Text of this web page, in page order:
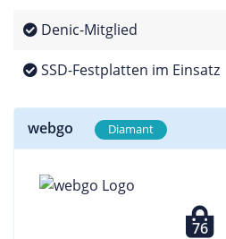
Denic-Mitglied
SSD-Festplatten im Einsatz
webgo Diamant
76